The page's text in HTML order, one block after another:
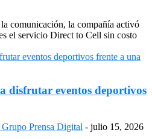
comunicación, la compañía activó
el servicio Direct to Cell sin costo
disfrutar eventos deportivos
Prensa Digital - julio 15, 2026